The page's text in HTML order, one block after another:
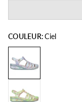
COULEUR:Ciel